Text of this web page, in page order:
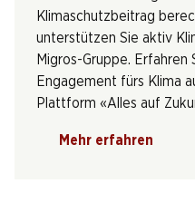
Klimaschutzbeitrag
unterstützen Sie aktiv
Migros-Gruppe. Erfahren
Engagement fürs Klima
Plattform «Alles auf
Mehr erfahren